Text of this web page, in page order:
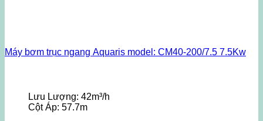
Máy bơm trục ngang Aquaris model: CM40-200/7.5 7.5Kw
Lưu Lượng: 42m³/h
Cột Áp: 57.7m